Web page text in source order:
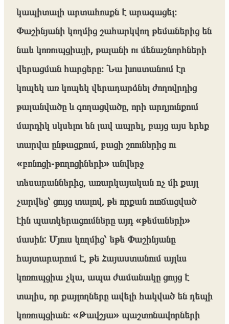
կապիտալի արտահոսքն է արագացել։
Փաշինյանի կողմից շահարկվող թեմաներից են
նաև կոռուպցիայի, թալանի ու մենաշնորհների
վերացման հարցերը։ Նա խոստանում էր
կոպեկ առ կոպեկ վերադարձնել ժողովրդից
թալանվածը և գողացվածը, որի արդյունքում
մարդիկ սկսելու են լավ ապրել, բայց այս երեք
տարվա ընթացքում, բացի շոուներից ու
«բռնոցի-թողոցիների» անվերջ
տեսարաններից, առարկայական ոչ մի քայլ
չարվեց՝ ցույց տալով, թե որքան ուռճացված
էին պատկերացումները այդ «թեմաների»
մասին: Մյուս կողմից՝ եթե Փաշինյանը
հայտարարում է, թե Հայաստանում այլևս
կոռուպցիա չկա, ապա ժամանակը ցույց է
տալիս, որ քայլողները ավելի հակված են դեպի
կոռուպցիան։ «Թավշյա» պաշտոնավորների